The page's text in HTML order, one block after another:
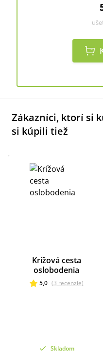
Zákazníci, ktorí si
si kúpili tiež
Krížová cesta
oslobodenia
5,0 (3 recenzie)
Skladom